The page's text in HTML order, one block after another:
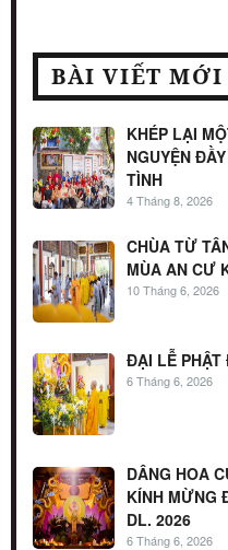
BÀI VIẾT MỚI
KHÉP LẠI
NGUYỆN
TÌNH
4 Tháng 8, 2026
CHÙA TỪ
MÙA AN CƯ
10 Tháng 6, 2026
ĐẠI LỄ PHẬT
6 Tháng 6, 2026
DÂNG HOA
KÍNH MỪNG
DL. 2026
6 Tháng 6, 2026